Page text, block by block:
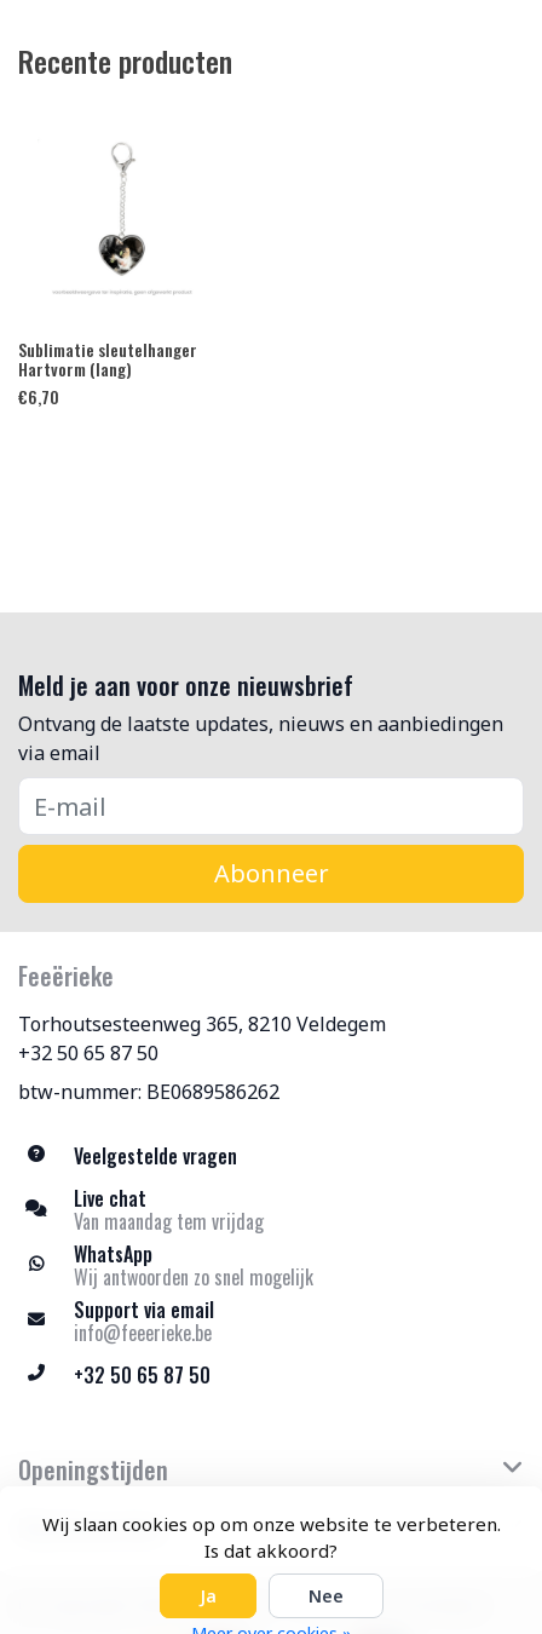
Wij slaan cookies op om onze website te verbeteren.
Is dat akkoord?
Ja
Nee
Recente producten
Sublimatie sleutelhanger
Hartvorm (lang)
€6,70
Meld je aan voor onze nieuwsbrief
Ontvang de laatste updates, nieuws en aanbiedingen
via email
Abonneer
Feeërieke
Torhoutsesteenweg 365, 8210 Veldegem
+32 50 65 87 50
btw-nummer: BE0689586262
Veelgestelde vragen
Live chat
Van maandag tem vrijdag
WhatsApp
Wij antwoorden zo snel mogelijk
Support via email
info@feeerieke.be
+32 50 65 87 50
Openingstijden
Klantenservice
© Copyright 2026 Feeërieke - Theme by